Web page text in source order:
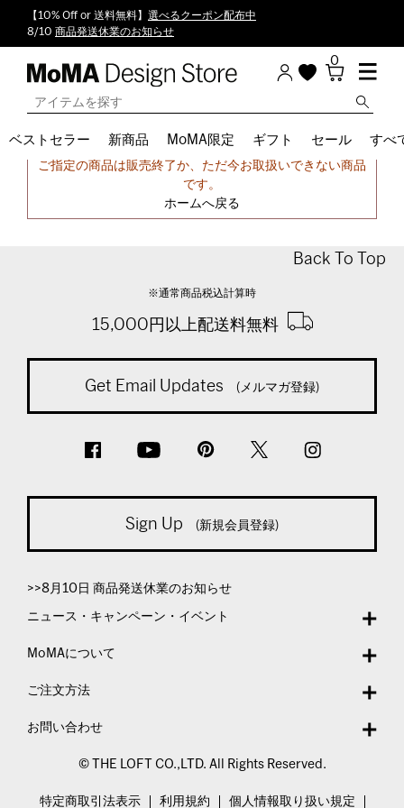
【10% Off or 送料無料】 選べるクーポン配布中
8/10 商品発送休業のお知らせ
0
ベストセラー 新商品 MoMA限定 ギフト セール すべ
申し訳ございません。
ご指定の商品は販売終了か、ただ今お取扱いできない商品
です。
ホームへ戻る
Back To Top
※通常商品税込計算時
15,000円以上配送料無料
Get Email Updates (メルマガ登録)
Sign Up (新規会員登録)
>>8月10日 商品発送休業のお知らせ
ニュース・キャンペーン・イベント
MoMAについて
ご注文方法
お問い合わせ
© THE LOFT CO.,LTD. All Rights Reserved.
特定商取引法表示 利用規約 個人情報取り扱い規定